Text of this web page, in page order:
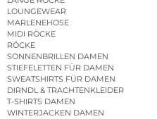
LOUNGEWEAR
MARLENEHOSE
MIDI RÖCKE
RÖCKE
SONNENBRILLEN DAMEN
STIEFELETTEN FÜR DAMEN
SWEATSHIRTS FÜR DAMEN
DIRNDL & TRACHTENKLEIDER
T-SHIRTS DAMEN
WINTERJACKEN DAMEN